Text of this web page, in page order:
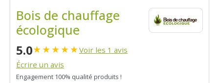
Bois de chauffage
écologique
5.0★★★★★Voir les 1 avis
Écrire un avis
Engagement 100% qualité produits !